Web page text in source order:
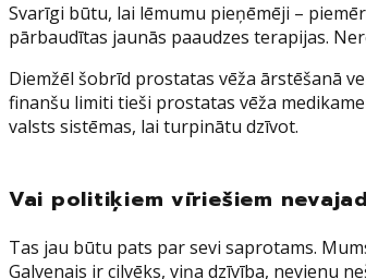
Svarīgi būtu, lai lēmumu pieņēmēji –
pārbaudītas jaunās paaudzes terapijas.
Diemžēl šobrīd prostatas vēža ārstēšanā
finanšu limiti tieši prostatas vēža
valsts sistēmas, lai turpinātu dzīvot.
Vai politiķiem vīriešiem
Tas jau būtu pats par sevi saprotams.
Galvenais ir cilvēks, viņa dzīvība, nevienu